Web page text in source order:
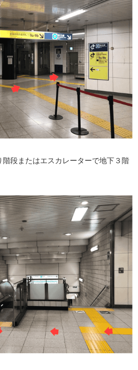
段またはエスカレーターで地下３階